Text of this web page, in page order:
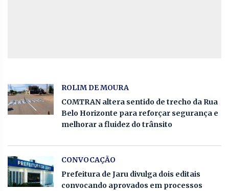
ROLIM DE MOURA
COMTRAN altera sentido de trecho da Rua
Belo Horizonte para reforçar segurança e
melhorar a fluidez do trânsito
CONVOCAÇÃO
Prefeitura de Jaru divulga dois editais
convocando aprovados em processos